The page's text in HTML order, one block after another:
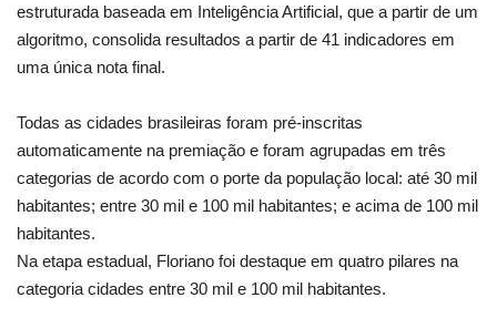
estruturada baseada em Inteligência Artificial, que a partir de um
algoritmo, consolida resultados a partir de 41 indicadores em
uma única nota final.
Todas as cidades brasileiras foram pré-inscritas
automaticamente na premiação e foram agrupadas em três
categorias de acordo com o porte da população local: até 30 mil
habitantes; entre 30 mil e 100 mil habitantes; e acima de 100 mil
habitantes.
Na etapa estadual, Floriano foi destaque em quatro pilares na
categoria cidades entre 30 mil e 100 mil habitantes.